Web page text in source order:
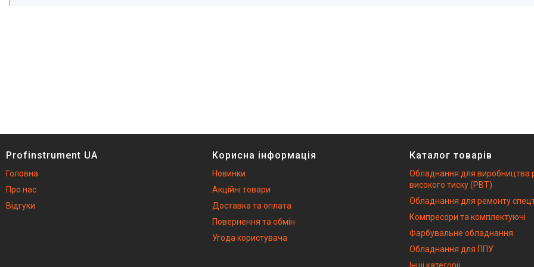
Profinstrument UA
Головна
Про нас
Відгуки
Корисна інформація
Новинки
Акційні товари
Доставка та оплата
Повернення та обмін
Угода користувача
Каталог товарів
Обладнання для виробництва
високого тиску (РВТ)
Обладнання для ремонту
Компресори та комплектуючі
Фарбувальне обладнання
Обладнання для ППУ